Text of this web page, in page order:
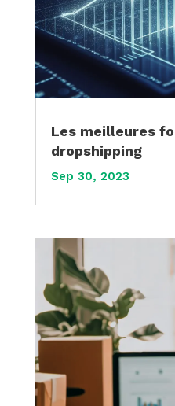
Les meilleures
dropshipping
Sep 30, 2023